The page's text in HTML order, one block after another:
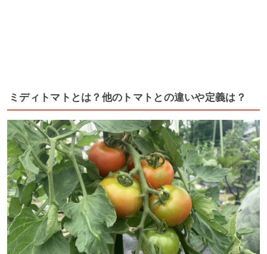
ミディトマトとは？他のトマトとの違いや定義は？